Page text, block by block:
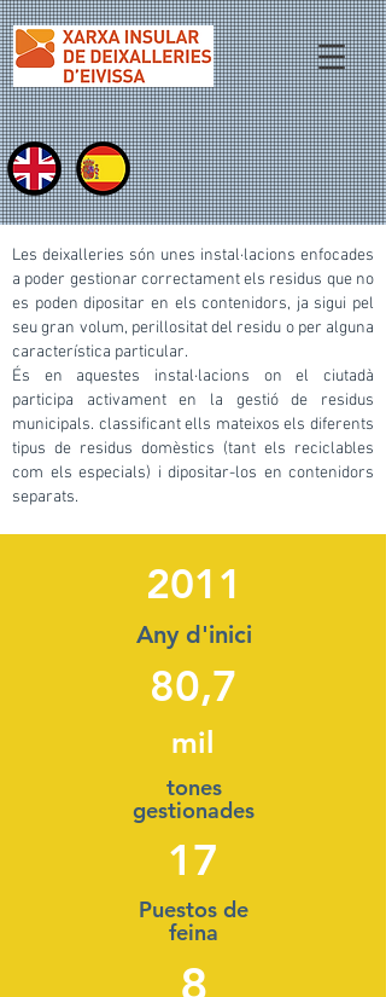
Les deixalleries són unes instal·lacions enfocades
a poder gestionar correctament els residus que no
es poden dipositar en els contenidors, ja sigui pel
seu gran volum, perillositat del residu o per alguna
característica particular.
És en aquestes instal·lacions on el ciutadà
participa activament en la gestió de residus
municipals. classificant ells mateixos els diferents
tipus de residus domèstics (tant els reciclables
com els especials) i dipositar-los en contenidors
separats.
2011
Any d'inici
80,7
mil
tones
gestionades
17
Puestos de
feina
8